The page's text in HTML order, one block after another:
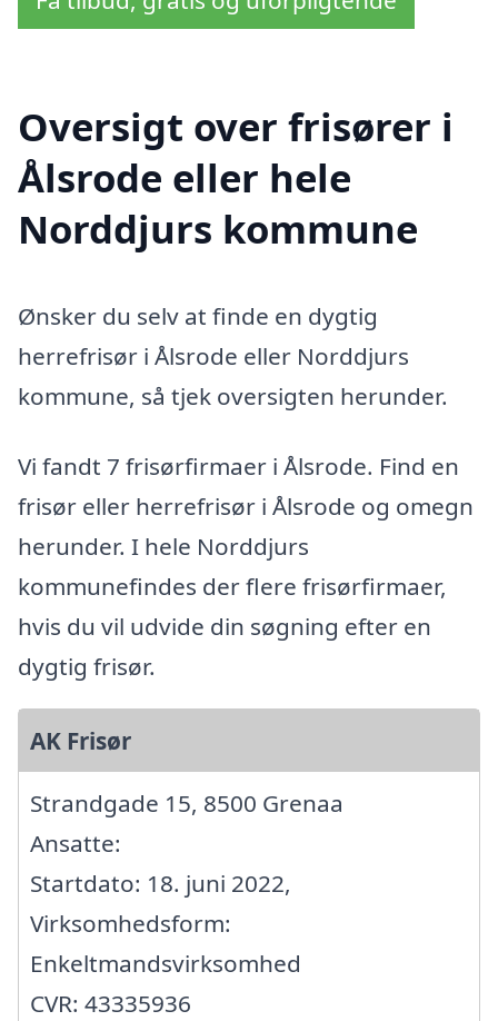
Oversigt over frisører i
Ålsrode eller hele
Norddjurs kommune
Ønsker du selv at finde en dygtig
herrefrisør i Ålsrode eller Norddjurs
kommune, så tjek oversigten herunder.
Vi fandt 7 frisørfirmaer i Ålsrode. Find en
frisør eller herrefrisør i Ålsrode og omegn
herunder. I hele Norddjurs
kommunefindes der flere frisørfirmaer,
hvis du vil udvide din søgning efter en
dygtig frisør.
AK Frisør
Strandgade 15, 8500 Grenaa
Ansatte:
Startdato: 18. juni 2022,
Virksomhedsform:
Enkeltmandsvirksomhed
CVR: 43335936